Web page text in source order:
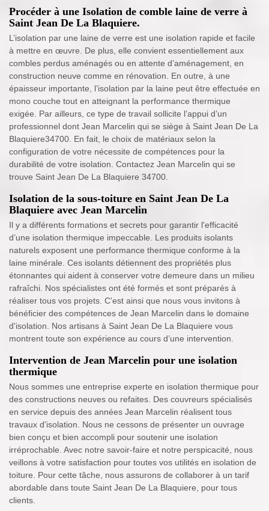
Procéder à une Isolation de comble laine de verre à
Saint Jean De La Blaquiere.
L’isolation par une laine de verre est une isolation rapide et facile
à mettre en œuvre. De plus, elle convient essentiellement aux
combles perdus aménagés ou en attente d’aménagement, en
construction neuve comme en rénovation. En outre, à une
épaisseur importante, l’isolation par la laine peut être effectuée en
mono couche tout en atteignant la performance thermique
exigée. Par ailleurs, ce type de travail sollicite l’appui d’un
professionnel dont Jean Marcelin qui se siège à Saint Jean De La
Blaquiere34700. En fait, le choix de matériaux selon la
configuration de votre nécessite de compétences pour la
durabilité de votre isolation. Contactez Jean Marcelin qui se
trouve Saint Jean De La Blaquiere 34700.
Isolation de la sous-toiture en Saint Jean De La
Blaquiere avec Jean Marcelin
Il y a différents formations et secrets pour garantir l'efficacité
d’une isolation thermique impeccable. Les produits isolants
naturels exposent une performance thermique conforme à la
laine minérale. Ces isolants détiennent des propriétés plus
étonnantes qui aident à conserver votre demeure dans un milieu
rafraîchi. Nos spécialistes ont été formés et sont préparés à
réaliser tous vos projets. C'est ainsi que nous vous invitons à
bénéficier des compétences de Jean Marcelin dans le domaine
d'isolation. Nos artisans à Saint Jean De La Blaquiere vous
montrent toute son expérience au cours d’une intervention.
Intervention de Jean Marcelin pour une isolation
thermique
Nous sommes une entreprise experte en isolation thermique pour
des constructions neuves ou refaites. Des couvreurs spécialisés
en service depuis des années Jean Marcelin réalisent tous
travaux d'isolation. Nous ne cessons de présenter un ouvrage
bien conçu et bien accompli pour soutenir une isolation
irréprochable. Avec notre savoir-faire et notre perspicacité, nous
veillons à votre satisfaction pour toutes vos utilités en isolation de
toiture. Pour cette tâche, nous assurons de collaborer à un tarif
abordable dans toute Saint Jean De La Blaquiere, pour tous
clients.